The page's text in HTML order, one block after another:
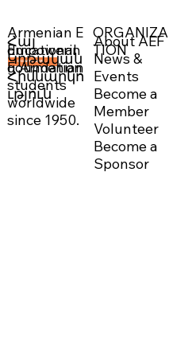
About AEF
News &
Events
Become a
Member
Volunteer
Become a
Sponsor
ORGANIZA
TION
DONATE NOW →
Empowerin
g Armenian
students
worldwide
since 1950.
Հայ
Կրթական
Հիմնարկո
ւթյուն
Armenian E
ducational
Foundation